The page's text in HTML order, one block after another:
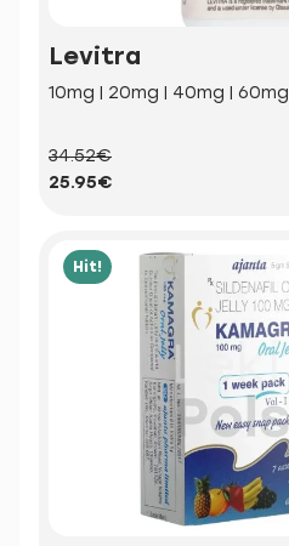
Levitra
10mg | 20mg | 40mg | 60mg
34.52€
25.95€
Hit!